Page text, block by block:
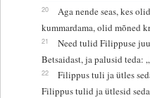
20
Aga nende seas, kes
kummardama, olid mõned
21
Need tulid Filippuse
Betsaidast, ja palusid teda:
22
Filippus tuli ja ütles
Filippus tulid ja ütlesid seda